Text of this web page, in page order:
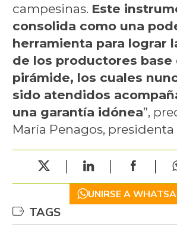
campesinas. Este
consolida como una
herramienta para lograr
de los productores base
pirámide, los cuales
sido atendidos
una garantía idónea”,
María Penagos,
UNIRSE A
TAGS